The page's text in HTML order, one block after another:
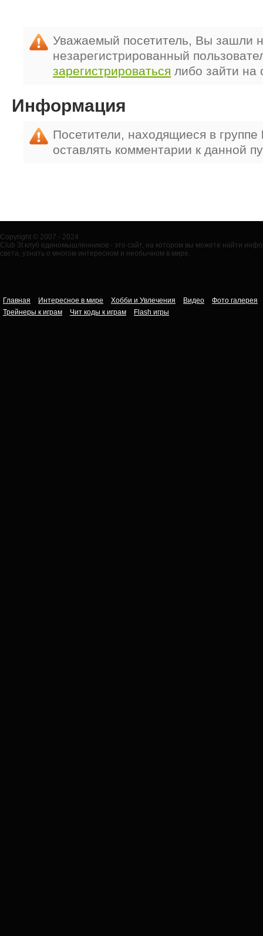
Уважаемый посетитель, Вы зашли
незарегистрированный
зарегистрироваться либо зайти на
Информация
Посетители, находящиеся в группе
оставлять комментарии к данной
Copyright © 2007 - 2024
Club 3t клуб единомышленников - это сайт, на котором вы можете найти
света, узнать о многом интересном и необычном в мире.
Главная Интересное в мире Хобби и Увлечения Видео
Фото галерея
Трейнеры к играм
Чит коды к играм Flash игры